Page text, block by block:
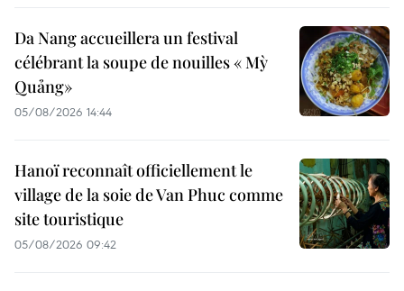
Da Nang accueillera un festival
célébrant la soupe de nouilles « Mỳ
Quảng»
05/08/2026 14:44
Hanoï reconnaît officiellement le
village de la soie de Van Phuc comme
site touristique
05/08/2026 09:42